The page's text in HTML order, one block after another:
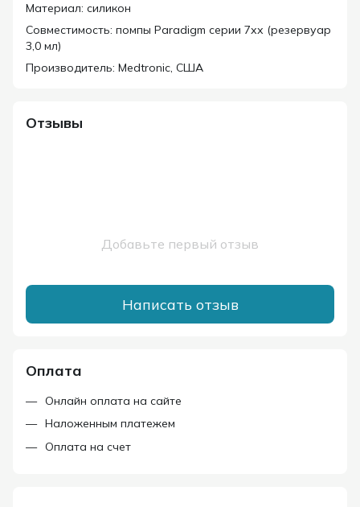
Материал: силикон
Совместимость: помпы Paradigm серии 7хх (резервуар
3,0 мл)
Производитель: Medtronic, США
Отзывы
Добавьте первый отзыв
Написать отзыв
Оплата
Онлайн оплата на сайте
Наложенным платежем
Оплата на счет